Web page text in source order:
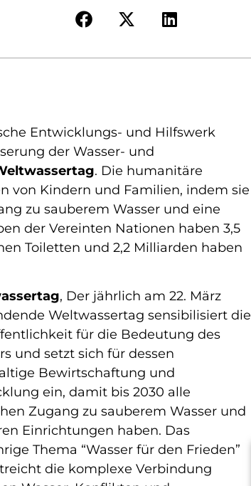
Entwicklungs- und Hilfswerk
der Wasser- und
. Die humanitäre
von Kindern und Familien, indem sie
zu sauberem Wasser und eine
der Vereinten Nationen haben 3,5
Toiletten und 2,2 Milliarden haben
, Der jährlich am 22. März
Weltwassertag sensibilisiert die
für die Bedeutung des
und setzt sich für dessen
Bewirtschaftung und
ein, damit bis 2030 alle
Zugang zu sauberem Wasser und
Einrichtungen haben. Das
Thema “Wasser für den Frieden”
die komplexe Verbindung